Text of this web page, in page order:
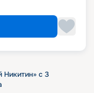
Никитин» с 3